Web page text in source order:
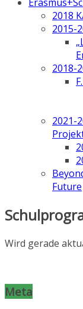
2018
2015-
2018-
2021-
Future
Wird gerade
Meta